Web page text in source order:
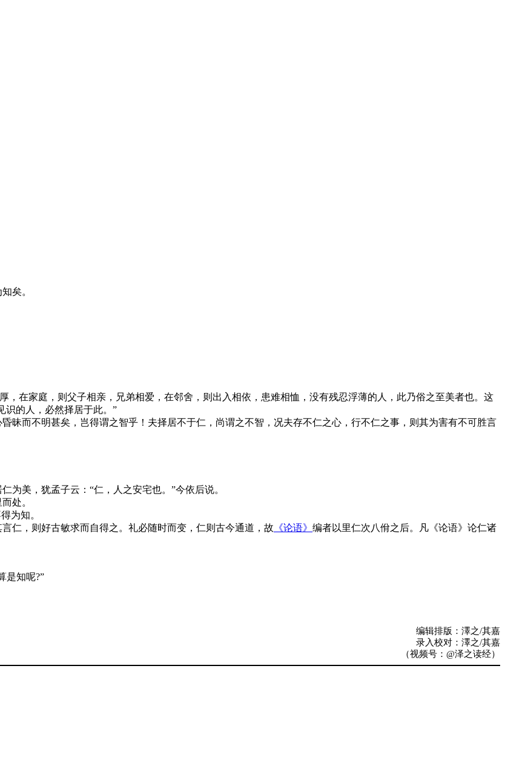
矣。
，在家庭，则父子相亲，兄弟相爱，在邻舍，则出入相依，患难相恤，没有残忍浮薄的人，此乃俗之至美者也。这
识的人，必然择居于此。”
昧而不明甚矣，岂得谓之智乎！夫择居不于仁，尚谓之不智，况夫存不仁之心，行不仁之事，则其为害有不可胜言
为美，犹孟子云：“仁，人之安宅也。”今依后说。
处。
为知。
仁，则好古敏求而自得之。礼必随时而变，仁则古今通道，故 《论语》 编者以里仁次八佾之后。凡《论语》论仁诸
是知呢?”
编辑排版：澤之/其嘉
录入校对：澤之/其嘉
（视频号：@泽之读经）